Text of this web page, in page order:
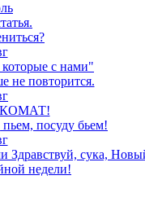
с нами"
не повторится.
посуду бьем!
сука,
недели!